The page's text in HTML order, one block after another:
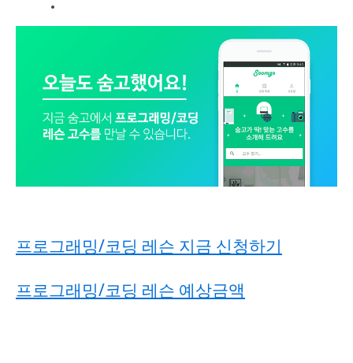
프로그래밍/코딩 레슨 지금 신청하기
프로그래밍/코딩 레슨 예상금액